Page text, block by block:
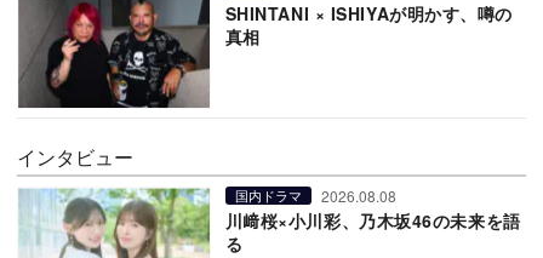
SHINTANI × ISHIYAが明かす、噂の
真相
インタビュー
国内ドラマ 2026.08.08
川﨑桜×小川彩、乃木坂46の未来を語
る